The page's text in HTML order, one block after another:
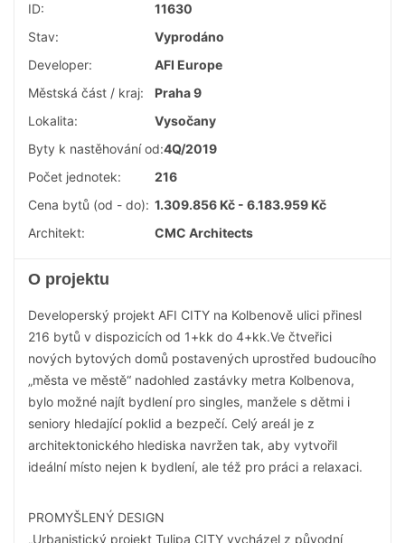
ID:
11630
Stav:
Vyprodáno
Developer:
AFI Europe
Městská část / kraj:
Praha 9
Lokalita:
Vysočany
Byty k nastěhování od:4Q/2019
Počet jednotek:
216
Cena bytů (od - do): 1.309.856 Kč - 6.183.959 Kč
Architekt:
CMC Architects
O projektu
Developerský projekt AFI CITY na Kolbenově ulici přinesl
216 bytů v dispozicích od 1+kk do 4+kk.Ve čtveřici
nových bytových domů postavených uprostřed budoucího
„města ve městě“ nadohled zastávky metra Kolbenova,
bylo možné najít bydlení pro singles, manžele s dětmi i
seniory hledající poklid a bezpečí. Celý areál je z
architektonického hlediska navržen tak, aby vytvořil
ideální místo nejen k bydlení, ale též pro práci a relaxaci.
PROMYŠLENÝ DESIGN
„Urbanistický projekt Tulipa CITY vycházel z původní